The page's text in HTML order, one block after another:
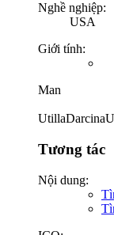
Nghề nghiệp:
USA
Giới tính:
Man
Tương tác
Nội dung: